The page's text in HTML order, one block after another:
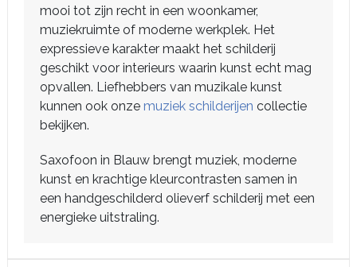
mooi tot zijn recht in een woonkamer,
muziekruimte of moderne werkplek. Het
expressieve karakter maakt het schilderij
geschikt voor interieurs waarin kunst echt mag
opvallen. Liefhebbers van muzikale kunst
kunnen ook onze muziek schilderijen collectie
bekijken.
Saxofoon in Blauw brengt muziek, moderne
kunst en krachtige kleurcontrasten samen in
een handgeschilderd olieverf schilderij met een
energieke uitstraling.